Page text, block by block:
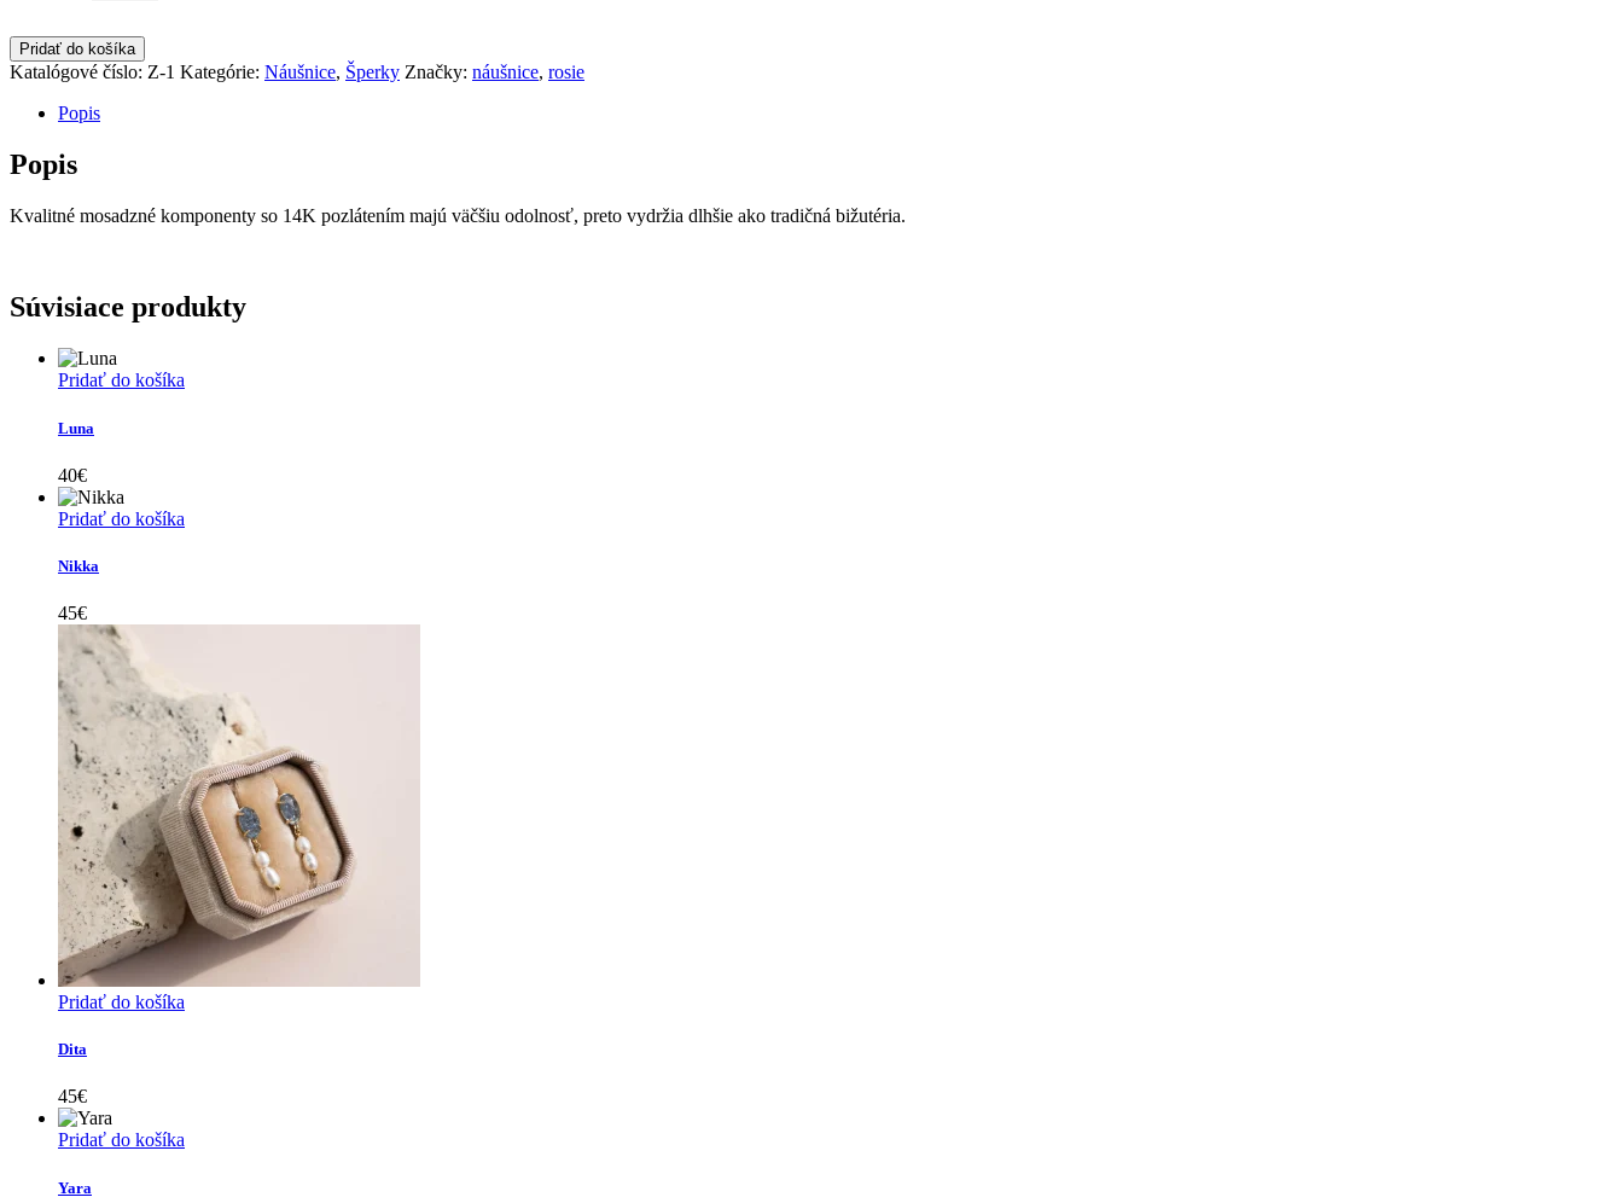
Pridať do košíka
Katalógové číslo: Z-1 Kategórie: Náušnice, Šperky Značky: náušnice, rosie
Popis
Popis
Kvalitné mosadzné komponenty so 14K pozlátením majú väčšiu odolnosť, preto vydržia dlhšie ako tradičná bižutéria.
Súvisiace produkty
Pridať do košíka
Luna
40€
Pridať do košíka
Nikka
45€
Pridať do košíka
Dita
45€
Pridať do košíka
Yara